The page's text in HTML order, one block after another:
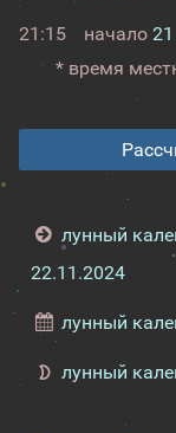
21:15 начало
* время
лунный
22.11.2024
лунный
лунный